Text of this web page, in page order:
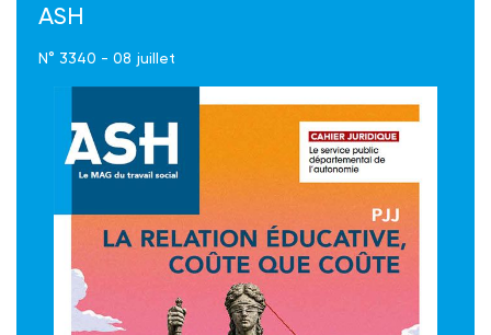
ASH
N° 3340 - 08 juillet